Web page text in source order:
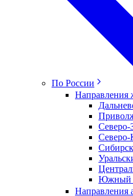
По России
Направления
Направления